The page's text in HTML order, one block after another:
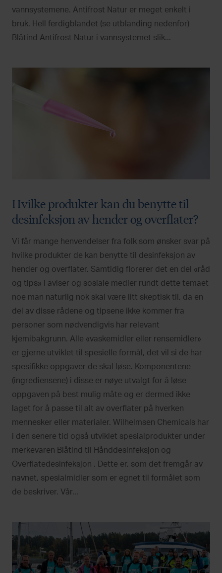
vannsystemene. Antifrost Natur er meget enkelt i
bruk. Hell ferdigblandet (se utblanding nedenfor)
Blåtind Antifrost Natur i vannsystemet slik...
Hvilke produkter kan du benytte til
desinfeksjon av hender og overflater?
Vi får mange henvendelser fra folk som ønsker svar på
hvilke produkter de kan benytte til desinfeksjon av
hender og overflater. Samtidig florerer det en del «råd
og tips» i aviser og sosiale medier rundt dette temaet
noe man naturlig nok skal være litt skeptisk til, da en
del av disse rådene og tipsene ikke kommer fra
personer som nødvendigvis har relevant
kjemibakgrunn. Alle «vaskemidler eller rensemidler»
er gjerne utviklet til spesielle formål, det vil si de har
spesifikke oppgaver de skal løse. Komponentene
(ingrediensene) i disse er nøye utvalgt for å løse
oppgaven på best mulig måte og er dermed ikke
laget for å passe til alt av overflater på hverken
mennesker eller materialer. Wilhelmsen Chemicals har
i den senere tid også utviklet spesialprodukter under
merkevaren Blåtind til Hånddesinfeksjon og
Overflatedesinfeksjon . Dette er, som det fremgår av
navnet, spesialmidler som er egnet til formålet som
de beskriver. Vår...